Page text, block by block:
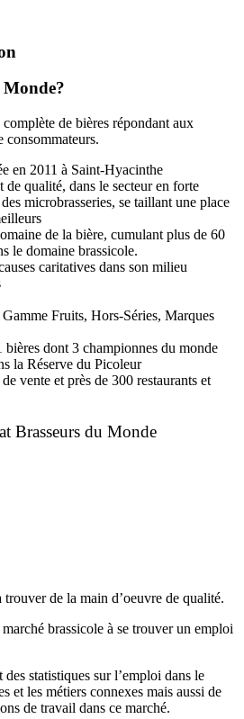
Monde?
de bières répondant aux
consommateurs.
en 2011 à Saint-Hyacinthe
de qualité, dans le secteur en forte
microbrasseries, se taillant une place
de la bière, cumulant plus de 60
le domaine brassicole.
caritatives dans son milieu
Fruits, Hors-Séries, Marques
bières dont 3 championnes du monde
la Réserve du Picoleur
vente et près de 300 restaurants et
Brasseurs du Monde
de la main d’oeuvre de qualité.
brassicole à se trouver un emploi
statistiques sur l’emploi dans le
et les métiers connexes mais aussi de
de travail dans ce marché.